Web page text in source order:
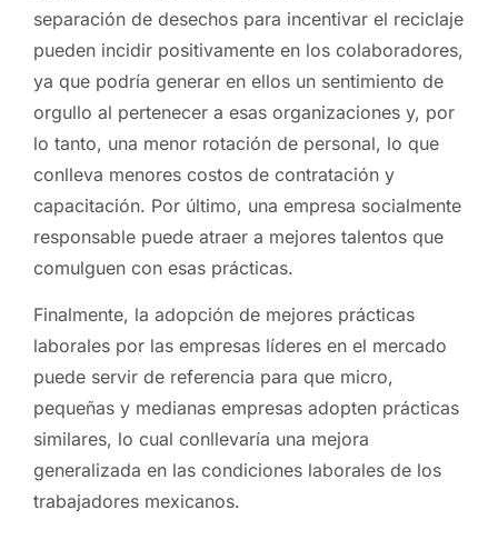
separación de desechos para incentivar el reciclaje
pueden incidir positivamente en los colaboradores,
ya que podría generar en ellos un sentimiento de
orgullo al pertenecer a esas organizaciones y, por
lo tanto, una menor rotación de personal, lo que
conlleva menores costos de contratación y
capacitación. Por último, una empresa socialmente
responsable puede atraer a mejores talentos que
comulguen con esas prácticas.
Finalmente, la adopción de mejores prácticas
laborales por las empresas líderes en el mercado
puede servir de referencia para que micro,
pequeñas y medianas empresas adopten prácticas
similares, lo cual conllevaría una mejora
generalizada en las condiciones laborales de los
trabajadores mexicanos.